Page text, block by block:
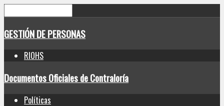
GESTIÓN DE PERSONAS
RIOHS
Documentos Oficiales de Contraloría
Políticas